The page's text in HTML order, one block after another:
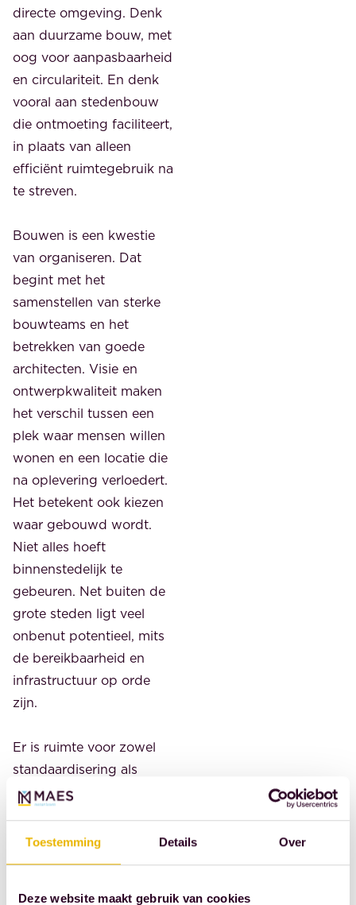
Toestemming Details Over
Deze website maakt gebruik van cookies
directe omgeving. Denk
aan duurzame bouw, met
oog voor aanpasbaarheid
en circulariteit. En denk
vooral aan stedenbouw
die ontmoeting faciliteert,
in plaats van alleen
efficiënt ruimtegebruik na
te streven.
Bouwen is een kwestie
van organiseren. Dat
begint met het
samenstellen van sterke
bouwteams en het
betrekken van goede
architecten. Visie en
ontwerpkwaliteit maken
het verschil tussen een
plek waar mensen willen
wonen en een locatie die
na oplevering verloedert.
Het betekent ook kiezen
waar gebouwd wordt.
Niet alles hoeft
binnenstedelijk te
gebeuren. Net buiten de
grote steden ligt veel
onbenut potentieel, mits
de bereikbaarheid en
infrastructuur op orde
zijn.
Er is ruimte voor zowel
standaardisering als
maatwerk. In de sociale
standaardisering